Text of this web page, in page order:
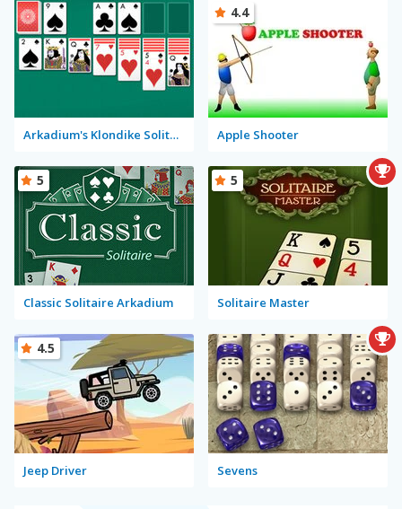
Arkadium's Klondike Solitaire Apple Shooter
4.4
Classic Solitaire Arkadium
5
Solitaire Master
5
Jeep Driver
4.5
Sevens